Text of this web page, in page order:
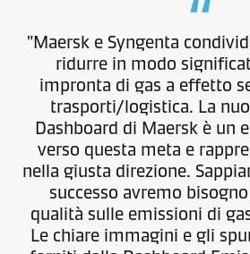
"Maersk e Syngenta
ridurre in modo
impronta di gas a effetto
trasporti/logistica. La
Dashboard di Maersk è un
verso questa meta e
nella giusta direzione.
successo avremo
qualità sulle emissioni di
Le chiare immagini e gli